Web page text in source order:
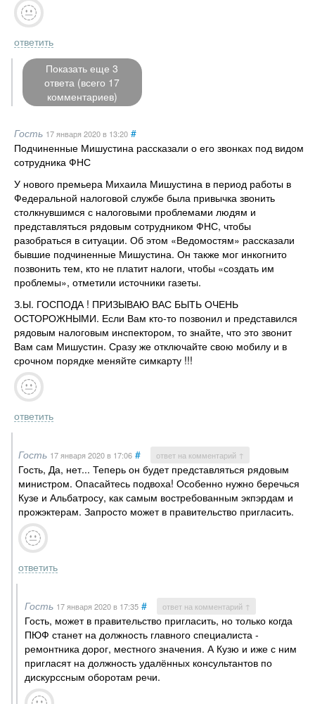
ответить
Показать еще 3
ответа (всего 17
комментариев)
Гость 17 января 2020в 13:20 #
Подчиненные Мишустина рассказали о его звонках под видом
сотрудника ФНС
У нового премьера Михаила Мишустина в период работы в
Федеральной налоговой службе была привычка звонить
столкнувшимся с налоговыми проблемами людям и
представляться рядовым сотрудником ФНС, чтобы
разобраться в ситуации. Об этом «Ведомостям» рассказали
бывшие подчиненные Мишустина. Он также мог инкогнито
позвонить тем, кто не платит налоги, чтобы «создать им
проблемы», отметили источники газеты.
З.Ы. ГОСПОДА ! ПРИЗЫВАЮ ВАС БЫТЬ ОЧЕНЬ
ОСТОРОЖНЫМИ. Если Вам кто-то позвонил и представился
рядовым налоговым инспектором, то знайте, что это звонит
Вам сам Мишустин. Сразу же отключайте свою мобилу и в
срочном порядке меняйте симкарту !!!
ответить
Гость 17 января 2020в 17:06 # ответ на комментарий ↑
Гость, Да, нет... Теперь он будет представляться рядовым
министром. Опасайтесь подвоха! Особенно нужно беречься
Кузе и Альбатросу, как самым востребованным экпэрдам и
прожэктерам. Запросто может в правительство пригласить.
ответить
Гость 17 января 2020в 17:35 # ответ на комментарий ↑
Гость, может в правительство пригласить, но только когда
ПЮФ станет на должность главного специалиста -
ремонтника дорог, местного значения. А Кузю и иже с ним
пригласят на должность удалённых консультантов по
дискурссным оборотам речи.